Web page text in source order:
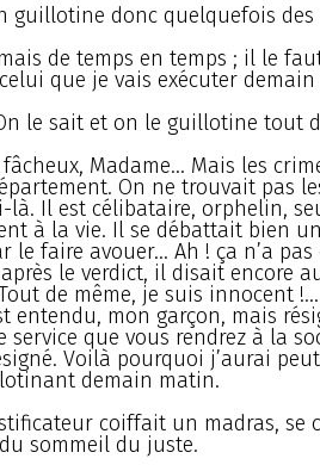
guillotine donc quelquefois
de temps en temps ; il le
celui que je vais exécuter
le sait et on le guillotine tout
Madame... Mais les
On ne trouvait pas
là. Il est célibataire, orphelin,
à la vie. Il se débattait bien
faire avouer... Ah ! ça n’a pas
le verdict, il disait encore
de même, je suis innocent
entendu, mon garçon, mais
service que vous rendrez à la
Voilà pourquoi j’aurai
demain matin.
coiffait un madras, se
sommeil du juste.